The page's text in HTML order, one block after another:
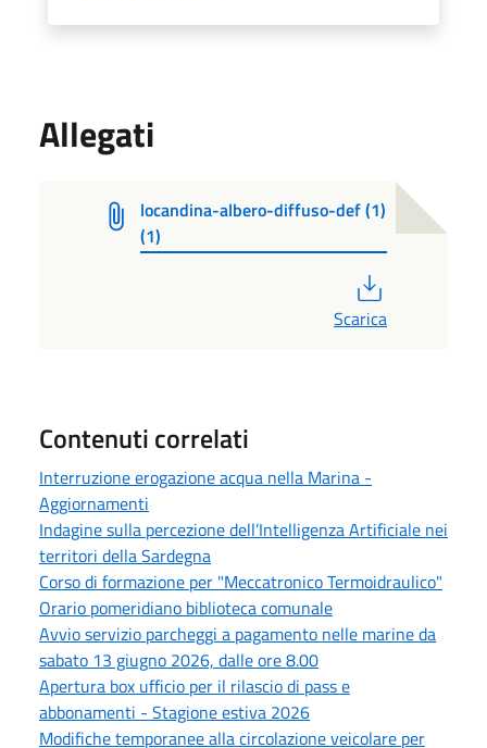
Allegati
locandina-albero-diffuso-def (1)
(1)
Scarica
Contenuti correlati
Interruzione erogazione acqua nella Marina -
Aggiornamenti
Indagine sulla percezione dell’Intelligenza Artificiale nei
territori della Sardegna
Corso di formazione per "Meccatronico Termoidraulico"
Orario pomeridiano biblioteca comunale
Avvio servizio parcheggi a pagamento nelle marine da
sabato 13 giugno 2026, dalle ore 8.00
Apertura box ufficio per il rilascio di pass e
abbonamenti - Stagione estiva 2026
Modifiche temporanee alla circolazione veicolare per